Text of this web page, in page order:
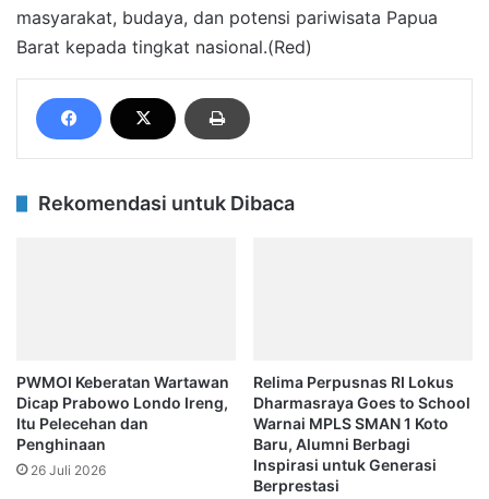
masyarakat, budaya, dan potensi pariwisata Papua
Barat kepada tingkat nasional.(Red)
Rekomendasi untuk Dibaca
PWMOI Keberatan Wartawan
Dicap Prabowo Londo Ireng,
Itu Pelecehan dan
Penghinaan
26 Juli 2026
Relima Perpusnas RI Lokus
Dharmasraya Goes to School
Warnai MPLS SMAN 1 Koto
Baru, Alumni Berbagi
Inspirasi untuk Generasi
Berprestasi